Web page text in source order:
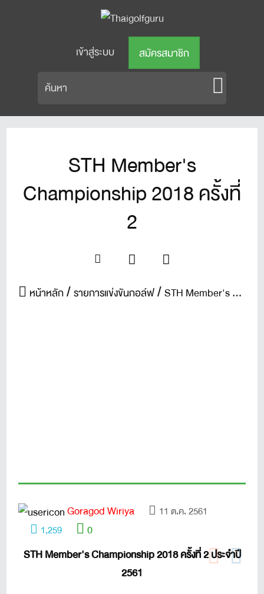
เข้าสู่ระบบ สมัครสมาชิก
STH Member's
Championship 2018 ครั้งที่
2
หน้าหลัก รายการแข่งขันกอล์ฟ STH Member's Championship 2018 ครั้งที่ 2
Goragod Wiriya
11 ต.ค. 2561
1,259
0
STH Member's Championship 2018 ครั้งที่ 2 ประจำปี
2561